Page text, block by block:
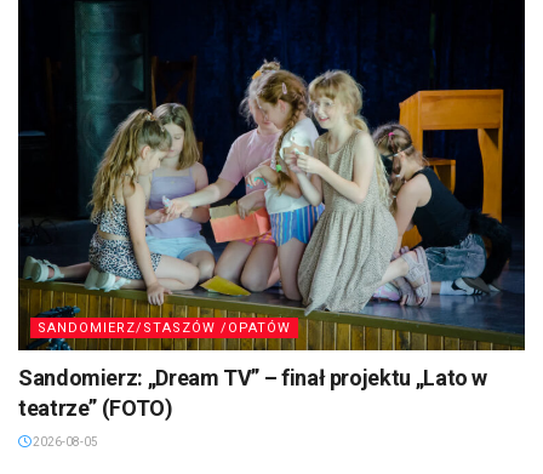
SANDOMIERZ/STASZÓW /OPATÓW
Sandomierz: „Dream TV” – finał projektu „Lato w
teatrze” (FOTO)
2026-08-05